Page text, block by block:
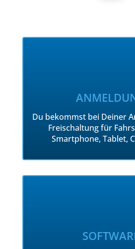
Du bekommst bei Deiner
Freischaltung für
Smartphone, Tablet,